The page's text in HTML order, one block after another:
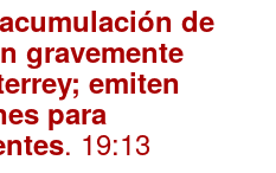
de
gravemente
emiten
para
. 19:13